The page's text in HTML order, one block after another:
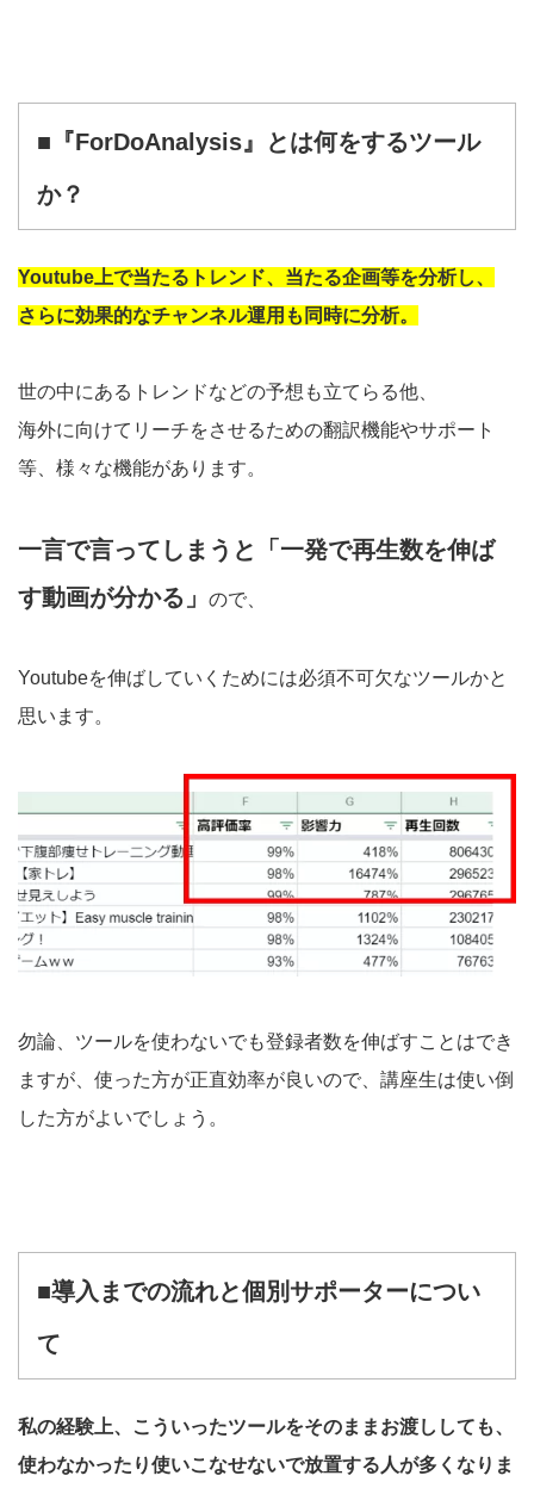
■『ForDoAnalysis』とは何をするツール
か？
Youtube上で当たるトレンド、当たる企画等を分析し、
さらに効果的なチャンネル運用も同時に分析。
世の中にあるトレンドなどの予想も立てらる他、
海外に向けてリーチをさせるための翻訳機能やサポート
等、様々な機能があります。
一言で言ってしまうと「一発で再生数を伸ば
す動画が分かる」
ので、
Youtubeを伸ばしていくためには必須不可欠なツールかと
思います。
勿論、ツールを使わないでも登録者数を伸ばすことはでき
ますが、使った方が正直効率が良いので、講座生は使い倒
した方がよいでしょう。
■導入までの流れと個別サポーターについ
て
私の経験上、こういったツールをそのままお渡ししても、
使わなかったり使いこなせないで放置する人が多くなりま